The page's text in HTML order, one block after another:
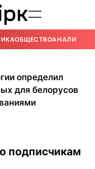
ОБЩЕСТВОАНАЛИТИКА
определил
для белорусов
подписчикам